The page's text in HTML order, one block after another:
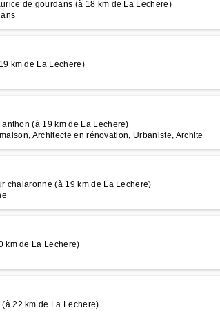
de gourdans (à 18 km de La Lechere)
km de La Lechere)
(à 19 km de La Lechere)
Architecte en rénovation, Urbaniste, Archite
chalaronne (à 19 km de La Lechere)
km de La Lechere)
22 km de La Lechere)